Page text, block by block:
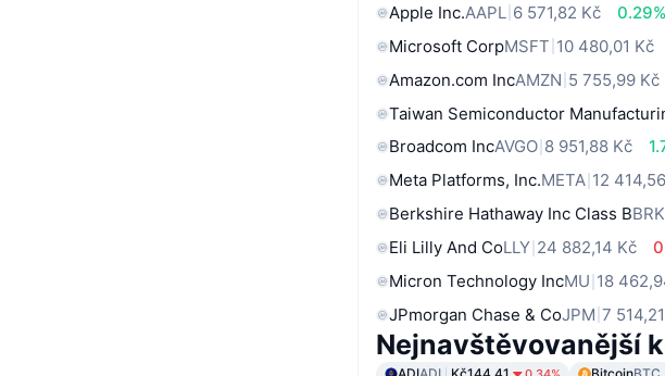
Apple Inc.AAPL 6 571,82 Kč 0.29%
Microsoft CorpMSFT 10 480,01 Kč
Amazon.com IncAMZN 5 755,99 Kč
Taiwan Semiconductor
Broadcom IncAVGO 8 951,88 Kč
Meta Platforms, Inc.META 12
Berkshire Hathaway Inc Class B
Eli Lilly And CoLLY 24 882,14 Kč
Micron Technology IncMU 18
JPmorgan Chase & CoJPM 7
Nejnavštěvovanější